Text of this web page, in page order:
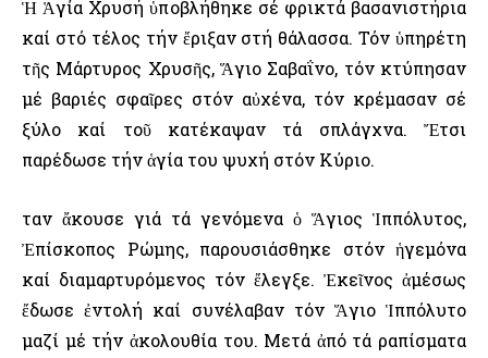
Ἡ Ἁγία Χρυσή ὑποβλήθηκε σέ φρικτά βασανιστήρια
καί στό τέλος τήν ἔριξαν στή θάλασσα. Τόν ὑπηρέτη
τῆς Μάρτυρος Χρυσῆς, Ἅγιο Σαβαΐνο, τόν κτύπησαν
μέ βαριές σφαῖρες στόν αὐχένα, τόν κρέμασαν σέ
ξύλο καί τοῦ κατέκαψαν τά σπλάγχνα. Ἔτσι
παρέδωσε τήν ἁγία του ψυχή στόν Κύριο.
Ὅταν ἄκουσε γιά τά γενόμενα ὁ Ἅγιος Ἱππόλυτος,
Ἐπίσκοπος Ρώμης, παρουσιάσθηκε στόν ἡγεμόνα
καί διαμαρτυρόμενος τόν ἔλεγξε. Ἐκεῖνος ἀμέσως
ἔδωσε ἐντολή καί συνέλαβαν τόν Ἅγιο Ἱππόλυτο
μαζί μέ τήν ἀκολουθία του. Μετά ἀπό τά ραπίσματα